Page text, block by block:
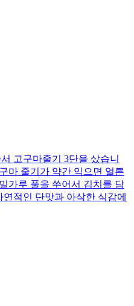
고구마줄기 3단을 샀습니
마 줄기가 약간 익으면 얼른
가루 풀을 쑤어서 김치를 담
적인 단맛과 아삭한 식감에